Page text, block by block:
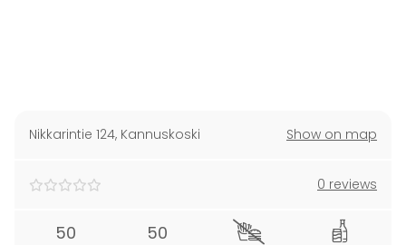
Nikkarintie 124, Kannuskoski Show on map
0 reviews
50 50